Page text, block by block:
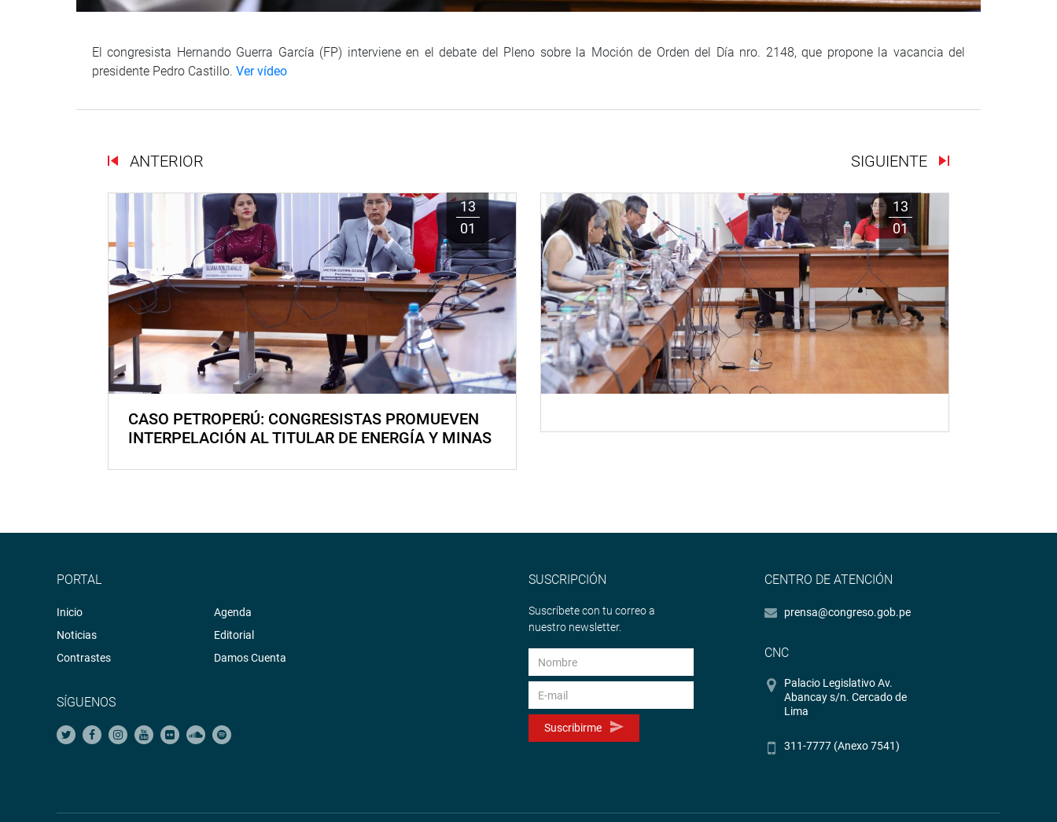
El congresista Hernando Guerra García (FP) interviene en el debate del Pleno sobre la Moción de Orden del Día nro. 2148, que propone la vacancia del
presidente Pedro Castillo. Ver vídeo
ANTERIOR SIGUIENTE
13
01
CASO PETROPERÚ: CONGRESISTAS PROMUEVEN
INTERPELACIÓN AL TITULAR DE ENERGÍA Y MINAS
13
01
PORTAL
Inicio
Noticias
Contrastes
Agenda
Editorial
Damos Cuenta
SÍGUENOS
SUSCRIPCIÓN
Suscríbete con tu correo a
nuestro newsletter.
Suscribirme
CENTRO DE ATENCIÓN
prensa@congreso.gob.pe
CNC
Palacio Legislativo Av.
Abancay s/n. Cercado de
Lima
311-7777 (Anexo 7541)